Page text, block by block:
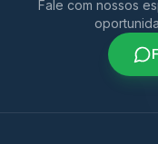
Fale com nossos